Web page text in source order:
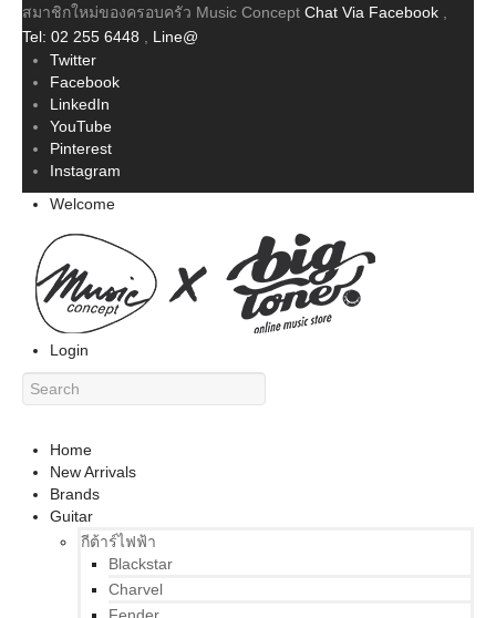
สมาชิกใหม่ของครอบครัว Music Concept Chat Via Facebook
Tel: 02 255 6448
Line@
Twitter
Facebook
LinkedIn
YouTube
Pinterest
Instagram
Welcome
Login
Home
New Arrivals
Brands
Guitar
กีต้าร์ไฟฟ้า
Blackstar
Charvel